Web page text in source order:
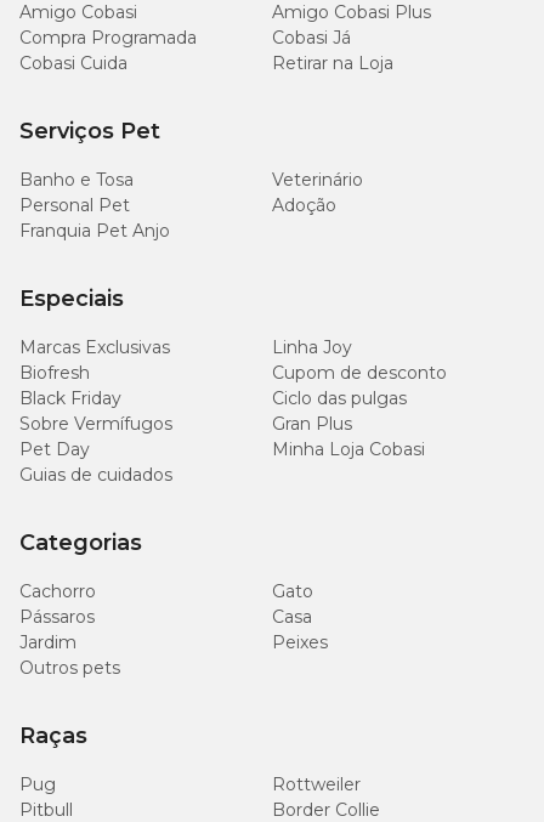
Amigo Cobasi
Amigo Cobasi Plus
Compra Programada
Cobasi Já
Cobasi Cuida
Retirar na Loja
Serviços Pet
Banho e Tosa
Veterinário
Personal Pet
Adoção
Franquia Pet Anjo
Especiais
Marcas Exclusivas
Linha Joy
Biofresh
Cupom de desconto
Black Friday
Ciclo das pulgas
Sobre Vermífugos
Gran Plus
Pet Day
Minha Loja Cobasi
Guias de cuidados
Categorias
Cachorro
Gato
Pássaros
Casa
Jardim
Peixes
Outros pets
Raças
Pug
Rottweiler
Pitbull
Border Collie